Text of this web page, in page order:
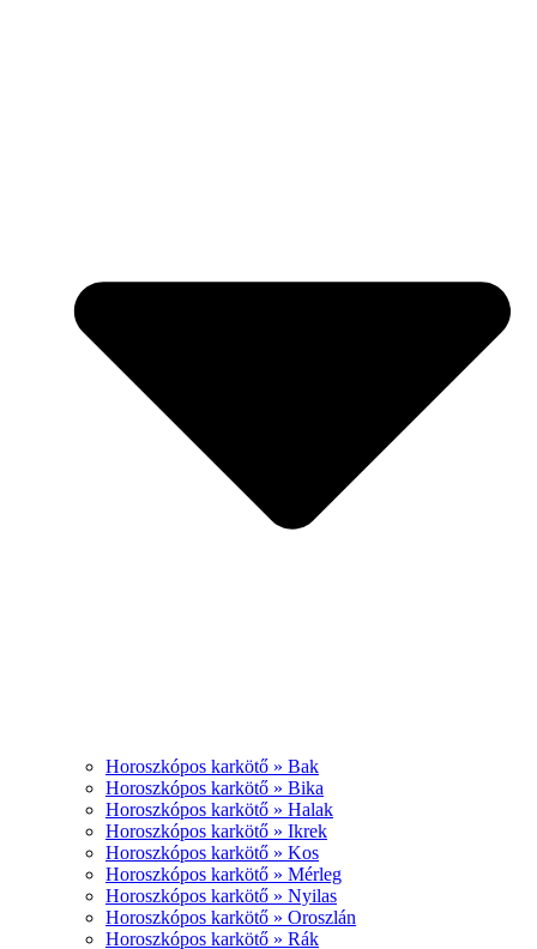
Horoszkópos karkötő » Bak
Horoszkópos karkötő » Bika
Horoszkópos karkötő » Halak
Horoszkópos karkötő » Ikrek
Horoszkópos karkötő » Kos
Horoszkópos karkötő » Mérleg
Horoszkópos karkötő » Nyilas
Horoszkópos karkötő » Oroszlán
Horoszkópos karkötő » Rák